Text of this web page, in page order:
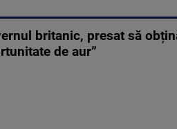
britanic, presat să
de aur”